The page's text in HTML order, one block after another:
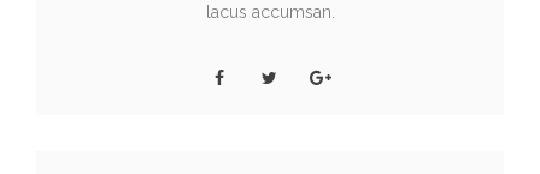
lacus accumsan.